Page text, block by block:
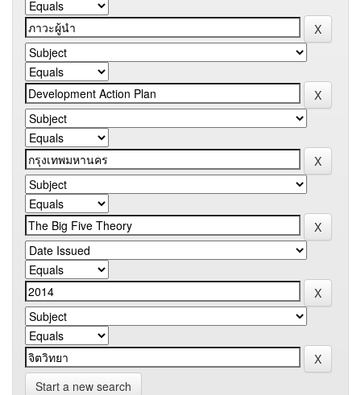
Start a new search